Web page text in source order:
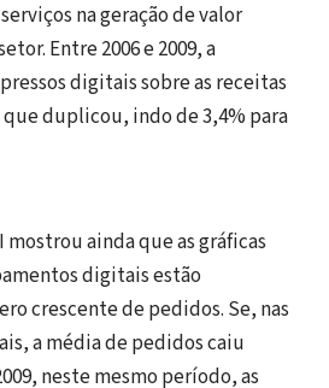
na geração de valor
Entre 2006 e 2009, a
digitais sobre as receitas
que duplicou, indo de 3,4% para
mostrou ainda que as gráficas
digitais estão
crescente de pedidos. Se, nas
a média de pedidos caiu
neste mesmo período, as